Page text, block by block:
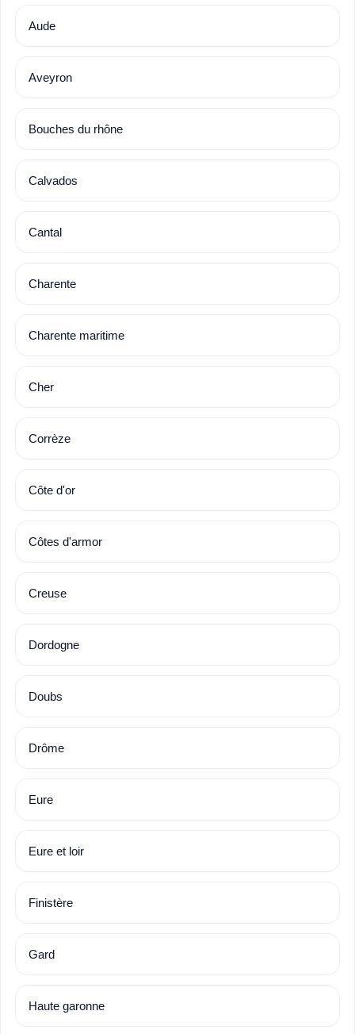
Aude
Aveyron
Bouches du rhône
Calvados
Cantal
Charente
Charente maritime
Cher
Corrèze
Côte d'or
Côtes d'armor
Creuse
Dordogne
Doubs
Drôme
Eure
Eure et loir
Finistère
Gard
Haute garonne